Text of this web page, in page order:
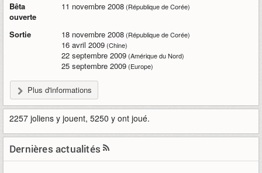
Bêta
ouverte
11 novembre 2008(République de Corée)
Sortie 18 novembre 2008(République de Corée)
16 avril 2009(Chine)
22 septembre 2009(Amérique du Nord)
25 septembre 2009(Europe)
Plus d'informations
2257 joliens y jouent, 5250 y ont joué.
Dernières actualités